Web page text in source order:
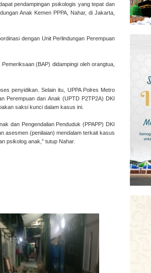
pendampingan psikologis yang tepat dan
Anak Kemen PPPA, Nahar, di Jakarta,
dengan Unit Perlindungan Perempuan
(BAP) didampingi oleh orangtua,
penyidikan. Selain itu, UPPA Polres Metro
Perempuan dan Anak (UPTD P2TP2A) DKI
saksi kunci dalam kasus ini.
dan Pengendalian Penduduk (PPAPP) DKI
asesmen (penilaian) mendalam terkait kasus
psikolog anak,” tutup Nahar.